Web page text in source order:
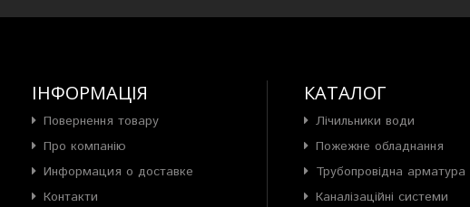
ІНФОРМАЦІЯ
Повернення товару
Про компанію
Информация о доставке
Контакти
КАТАЛОГ
Лічильники води
Пожежне обладнання
Трубопровідна арматура
Каналізаційні системи